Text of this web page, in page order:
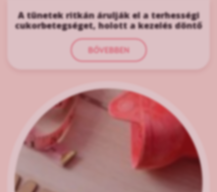
A tünetek ritkán árulják el a terhességi
cukorbetegséget, holott a kezelés döntő
BŐVEBBEN